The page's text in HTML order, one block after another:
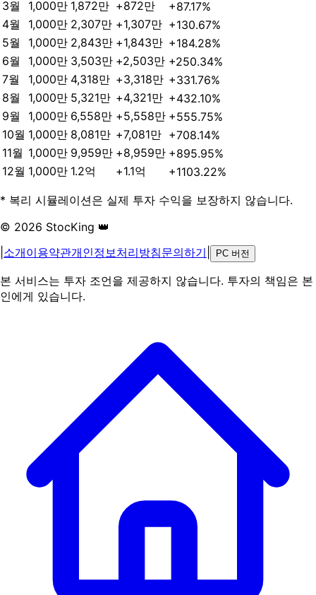
3월 1,000만 1,872만 +872만
+87.17%
4월 1,000만 2,307만 +1,307만 +130.67%
5월 1,000만 2,843만 +1,843만 +184.28%
6월 1,000만 3,503만 +2,503만 +250.34%
7월 1,000만 4,318만 +3,318만 +331.76%
8월 1,000만 5,321만 +4,321만 +432.10%
9월 1,000만 6,558만 +5,558만 +555.75%
10월 1,000만 8,081만 +7,081만 +708.14%
11월 1,000만 9,959만 +8,959만 +895.95%
12월 1,000만 1.2억 +1.1억
+1103.22%
* 복리 시뮬레이션은 실제 투자 수익을 보장하지 않습니다.
© 2026 StocKing 👑
소개이용약관개인정보처리방침문의하기 PC 버전
본 서비스는 투자 조언을 제공하지 않습니다. 투자의 책임은 본
인에게 있습니다.